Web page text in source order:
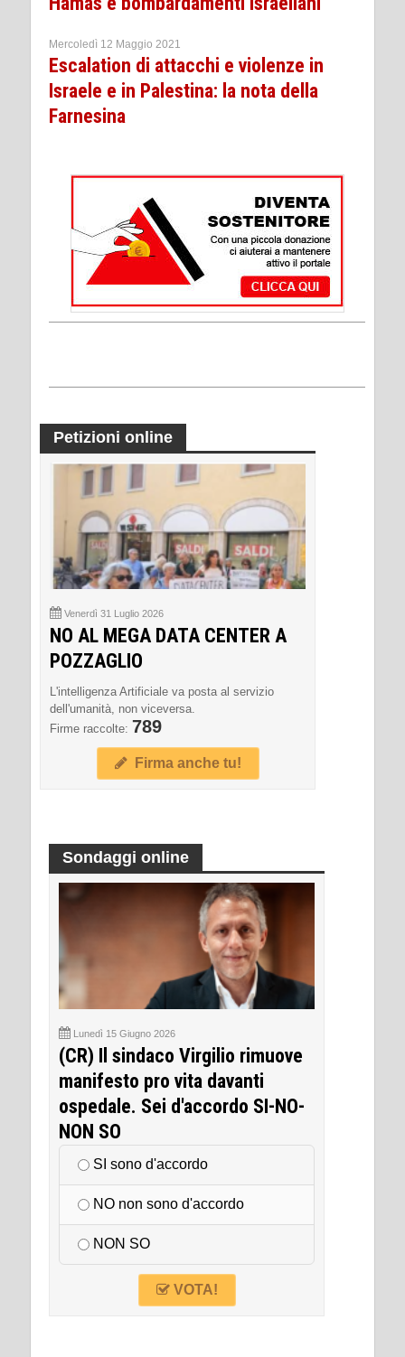
Mercoledì 12 Maggio 2021
Escalation di attacchi e violenze in
Israele e in Palestina: la nota della
Farnesina
Petizioni online
Venerdì 31 Luglio 2026
NO AL MEGA DATA CENTER A
POZZAGLIO
L'intelligenza Artificiale va posta al servizio
dell'umanità, non viceversa.
Firme raccolte: 789
Firma anche tu!
Sondaggi online
Lunedì 15 Giugno 2026
(CR) Il sindaco Virgilio rimuove
manifesto pro vita davanti
ospedale. Sei d'accordo SI-NO-
NON SO
SI sono d'accordo
NO non sono d'accordo
NON SO
VOTA!